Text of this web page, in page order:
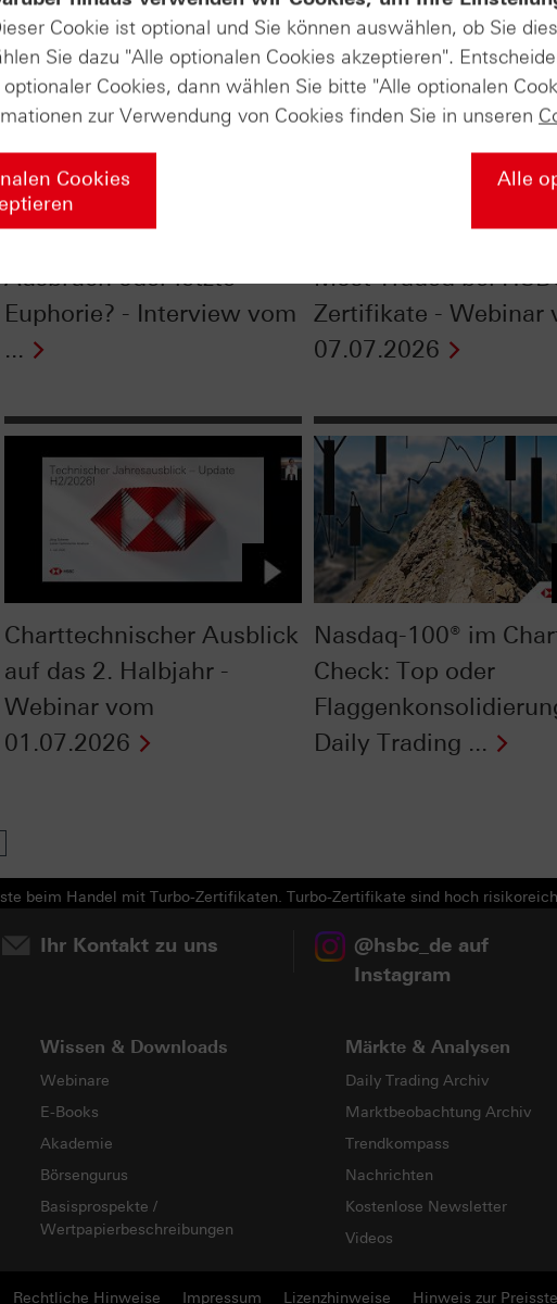
Ausbruch oder letzte
Euphorie? - Interview vom
...
Most Traded bei
Zertifikate - Webinar
07.07.2026
Charttechnischer Ausblick
auf das 2. Halbjahr -
Webinar vom
01.07.2026
Nasdaq-100® im
Check: Top oder
Daily Trading ...
beim Handel mit Turbo-Zertifikaten. Turbo-Zertifikate sind hoch
Ihr Kontakt zu uns
@hsbc_de auf
Instagram
Wissen & Downloads
Webinare
E-Books
Akademie
Börsengurus
Basisprospekte /
Wertpapierbeschreibungen
Märkte & Analysen
Daily Trading Archiv
Marktbeobachtung Archiv
Trendkompass
Nachrichten
Kostenlose Newsletter
Videos
Rechtliche Hinweise Impressum Lizenzhinweise Hinweis zur
Cookie ist optional und Sie können auswählen, ob Sie
Sie dazu "Alle optionalen Cookies akzeptieren".
Cookies, dann wählen Sie bitte "Alle optionalen
zur Verwendung von Cookies finden Sie in unseren
Cookies
Alle